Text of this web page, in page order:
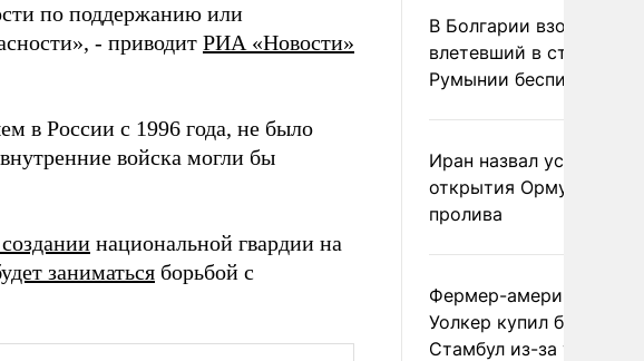
по поддержанию или
- приводит РИА «Новости»
в России с 1996 года, не было
войска могли бы
национальной гвардии на
заниматься борьбой с
В Болгарии взорвался
влетевший в страну из
Румынии беспилотник
Иран назвал условие
открытия Ормузского
пролива
Фермер-американец
Уолкер купил билет в
Стамбул из-за угрозы